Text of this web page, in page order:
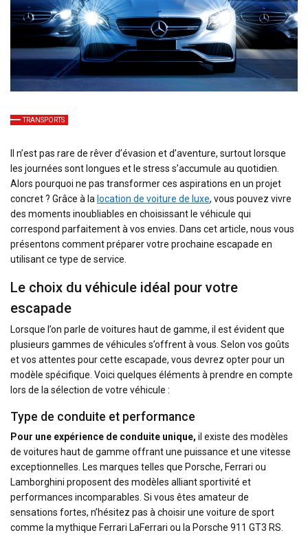
TRANSPORTS
Il n’est pas rare de rêver d’évasion et d’aventure, surtout lorsque
les journées sont longues et le stress s’accumule au quotidien.
Alors pourquoi ne pas transformer ces aspirations en un projet
concret ? Grâce à la location de voiture de luxe, vous pouvez vivre
des moments inoubliables en choisissant le véhicule qui
correspond parfaitement à vos envies. Dans cet article, nous vous
présentons comment préparer votre prochaine escapade en
utilisant ce type de service.
Le choix du véhicule idéal pour votre
escapade
Lorsque l’on parle de voitures haut de gamme, il est évident que
plusieurs gammes de véhicules s’offrent à vous. Selon vos goûts
et vos attentes pour cette escapade, vous devrez opter pour un
modèle spécifique. Voici quelques éléments à prendre en compte
lors de la sélection de votre véhicule :
Type de conduite et performance
Pour une expérience de conduite unique, il existe des modèles
de voitures haut de gamme offrant une puissance et une vitesse
exceptionnelles. Les marques telles que Porsche, Ferrari ou
Lamborghini proposent des modèles alliant sportivité et
performances incomparables. Si vous êtes amateur de
sensations fortes, n’hésitez pas à choisir une voiture de sport
comme la mythique Ferrari LaFerrari ou la Porsche 911 GT3 RS.